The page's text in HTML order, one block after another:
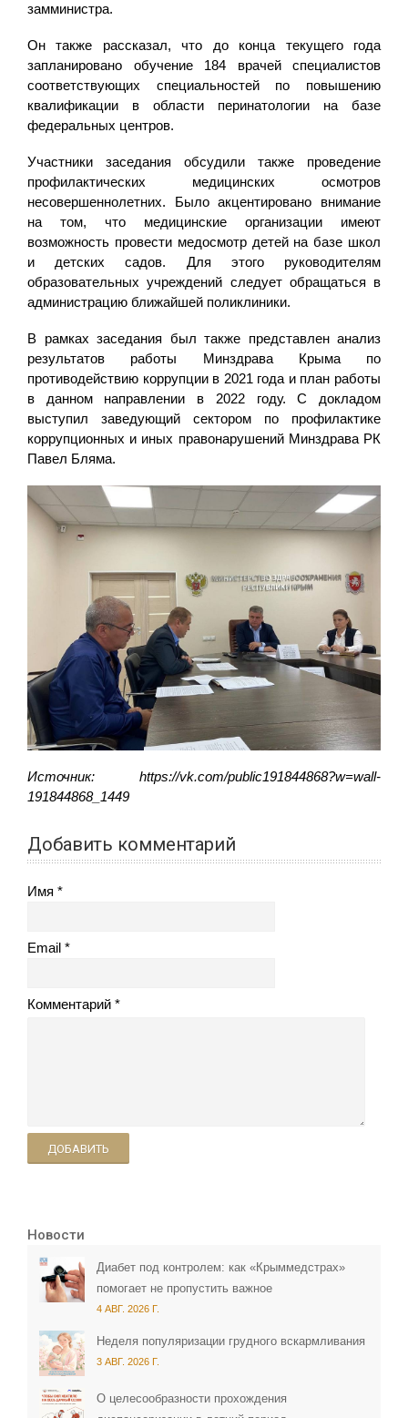
замминистра.
Он также рассказал, что до конца текущего года
запланировано обучение 184 врачей специалистов
соответствующих специальностей по повышению
квалификации в области перинатологии на базе
федеральных центров.
Участники заседания обсудили также проведение
профилактических медицинских осмотров
несовершеннолетних. Было акцентировано внимание
на том, что медицинские организации имеют
возможность провести медосмотр детей на базе школ
и детских садов. Для этого руководителям
образовательных учреждений следует обращаться в
администрацию ближайшей поликлиники.
В рамках заседания был также представлен анализ
результатов работы Минздрава Крыма по
противодействию коррупции в 2021 года и план работы
в данном направлении в 2022 году. С докладом
выступил заведующий сектором по профилактике
коррупционных и иных правонарушений Минздрава РК
Павел Бляма.
Источник: https://vk.com/public191844868?w=wall-
191844868_1449
Добавить комментарий
Имя
Email
Комментарий
ДОБАВИТЬ
Новости
Диабет под контролем: как «Крыммедстрах»
помогает не пропустить важное
4 АВГ. 2026 Г.
Неделя популяризации грудного вскармливания
3 АВГ. 2026 Г.
О целесообразности прохождения